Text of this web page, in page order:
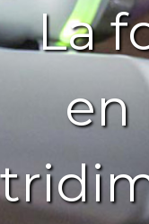
La
en